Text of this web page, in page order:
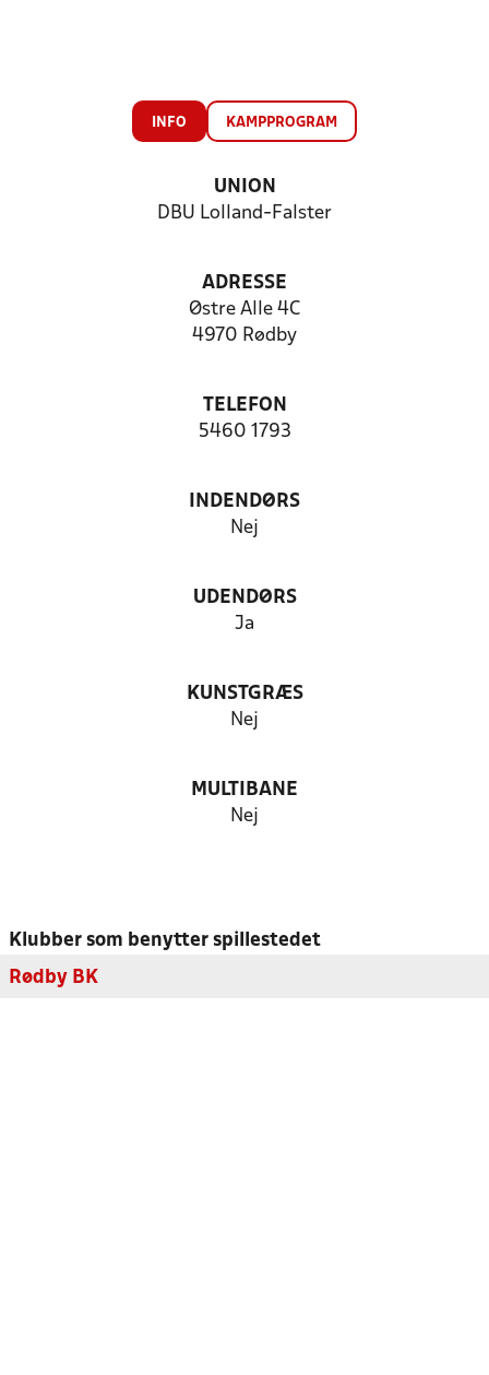
INFO KAMPPROGRAM
UNION
DBU Lolland-Falster
ADRESSE
Østre Alle 4C
4970 Rødby
TELEFON
5460 1793
INDENDØRS
Nej
UDENDØRS
Ja
KUNSTGRÆS
Nej
MULTIBANE
Nej
Klubber som benytter spillestedet
Rødby BK